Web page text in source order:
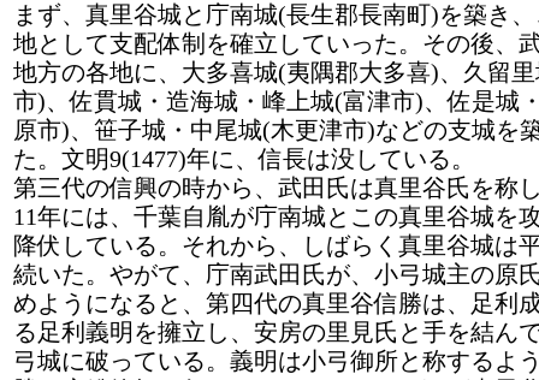
まず、真里谷城と庁南城(長生郡長南町)を築き
地として支配体制を確立していった。その後、
地方の各地に、大多喜城(夷隅郡大多喜)、久留
市)、佐貫城・造海城・峰上城(富津市)、佐是城
原市)、笹子城・中尾城(木更津市)などの支城を
た。文明9(1477)年に、信長は没している。
第三代の信興の時から、武田氏は真里谷氏を称
11年には、千葉自胤が庁南城とこの真里谷城を
降伏している。それから、しばらく真里谷城は
続いた。やがて、庁南武田氏が、小弓城主の原
めようになると、第四代の真里谷信勝は、足利
る足利義明を擁立し、安房の里見氏と手を結ん
弓城に破っている。義明は小弓御所と称するよ